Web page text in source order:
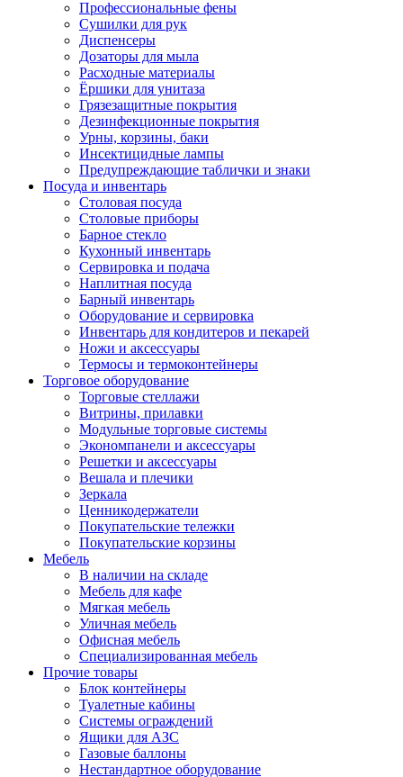
Профессиональные фены
Сушилки для рук
Диспенсеры
Дозаторы для мыла
Расходные материалы
Ёршики для унитаза
Грязезащитные покрытия
Дезинфекционные покрытия
Урны, корзины, баки
Инсектицидные лампы
Предупреждающие таблички и знаки
Посуда и инвентарь
Столовая посуда
Столовые приборы
Барное стекло
Кухонный инвентарь
Сервировка и подача
Наплитная посуда
Барный инвентарь
Оборудование и сервировка
Инвентарь для кондитеров и пекарей
Ножи и аксессуары
Термосы и термоконтейнеры
Торговое оборудование
Торговые стеллажи
Витрины, прилавки
Модульные торговые системы
Экономпанели и аксессуары
Решетки и аксессуары
Вешала и плечики
Зеркала
Ценникодержатели
Покупательские тележки
Покупательские корзины
Мебель
В наличии на складе
Мебель для кафе
Мягкая мебель
Уличная мебель
Офисная мебель
Специализированная мебель
Прочие товары
Блок контейнеры
Туалетные кабины
Системы ограждений
Ящики для АЗС
Газовые баллоны
Нестандартное оборудование